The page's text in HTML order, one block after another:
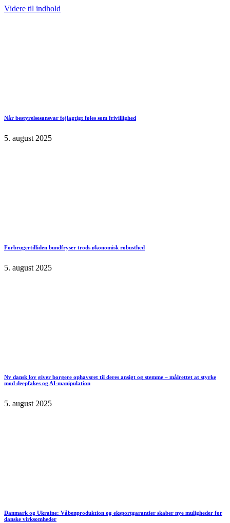
Videre til indhold
Når bestyrelsesansvar fejlagtigt føles som frivillighed
5. august 2025
Forbrugertilliden bundfryser trods økonomisk robusthed
5. august 2025
Ny dansk lov giver borgere ophavsret til deres ansigt og stemme – målrettet at styrke
mod deepfakes og AI-manipulation
5. august 2025
Danmark og Ukraine: Våbenproduktion og eksportgarantier skaber nye muligheder for
danske virksomheder